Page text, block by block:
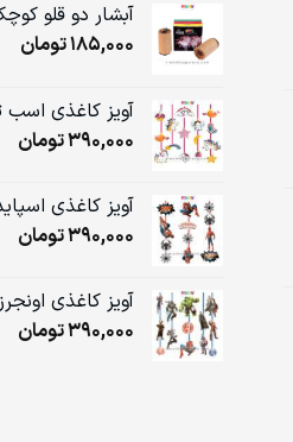
آبشار دو قلو
185,000تومان
آویز کاغذی
390,000تومان
آویز کاغذی
390,000تومان
آویز کاغذی
390,000تومان